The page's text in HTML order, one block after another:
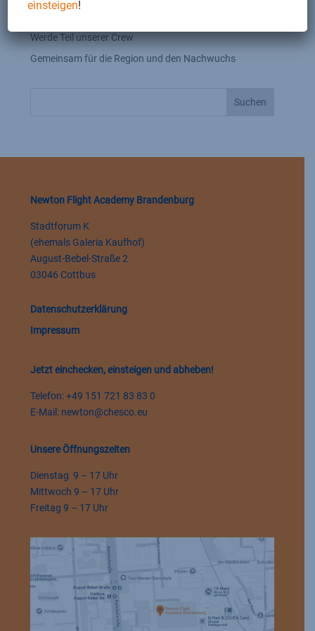
Werde Teil unserer Crew
Gemeinsam für die Region und den Nachwuchs
Suchen
Newton Flight Academy Brandenburg
Stadtforum K
(ehemals Galeria Kaufhof)
August-Bebel-Straße 2
03046 Cottbus
Datenschutzerklärung
Impressum
Jetzt einchecken, einsteigen und abheben!
Telefon: +49 151 721 83 83 0
E-Mail: newton@chesco.eu
Unsere Öffnungszeiten
Dienstag 9 – 17 Uhr
Mittwoch 9 – 17 Uhr
Freitag 9 – 17 Uhr
einsteigen!